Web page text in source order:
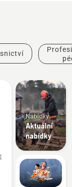
Nabídky
Aktuální
nabídky